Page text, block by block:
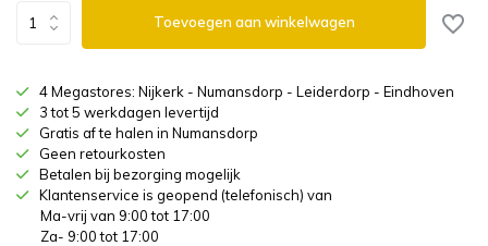
Toevoegen aan winkelwagen
4 Megastores: Nijkerk - Numansdorp - Leiderdorp - Eindhoven
3 tot 5 werkdagen levertijd
Gratis af te halen in Numansdorp
Geen retourkosten
Betalen bij bezorging mogelijk
Klantenservice is geopend (telefonisch) van
Ma-vrij van 9:00 tot 17:00
Za- 9:00 tot 17:00